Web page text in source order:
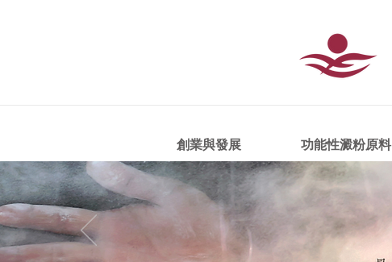
創業與發展 功能性澱粉原料